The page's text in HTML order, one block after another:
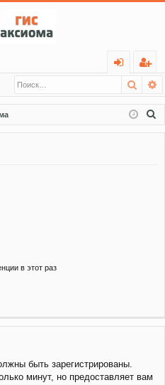
д
ег
ис
тр
в этот раз
быть зарегистрированы.
минут, но предоставляет вам